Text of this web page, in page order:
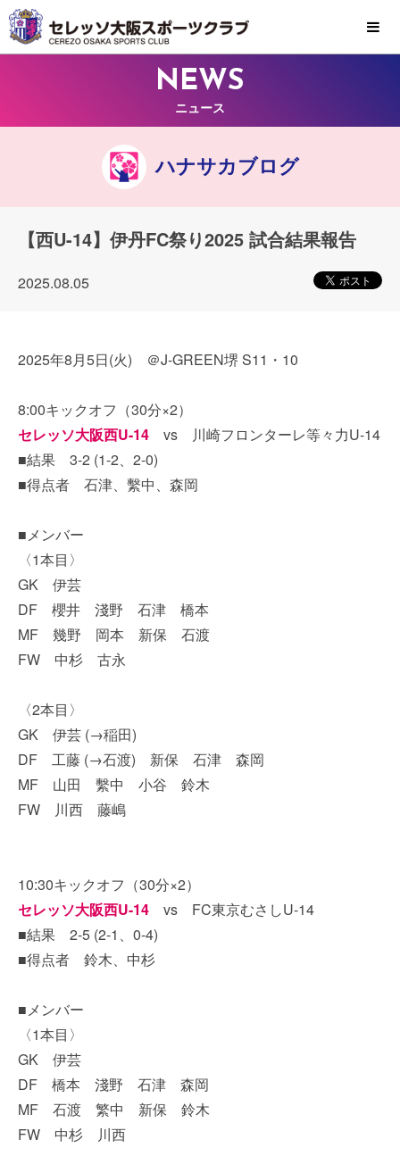
MENU
NEWS
ニュース
ハナサカブログ
【西U-14】伊丹FC祭り2025 試合結果報告
2025.08.05
2025年8月5日(火) ＠J-GREEN堺 S11・10
8:00キックオフ（30分×2）
セレッソ大阪西U-14 vs 川崎フロンターレ等々力U-14
■結果 3-2 (1-2、2-0)
■得点者 石津、繫中、森岡
■メンバー
〈1本目〉
GK 伊芸
DF 櫻井 淺野 石津 橋本
MF 幾野 岡本 新保 石渡
FW 中杉 古永
〈2本目〉
GK 伊芸 (→稲田)
DF 工藤 (→石渡) 新保 石津 森岡
MF 山田 繫中 小谷 鈴木
FW 川西 藤嶋
10:30キックオフ（30分×2）
セレッソ大阪西U-14 vs FC東京むさしU-14
■結果 2-5 (2-1、0-4)
■得点者 鈴木、中杉
■メンバー
〈1本目〉
GK 伊芸
DF 橋本 淺野 石津 森岡
MF 石渡 繁中 新保 鈴木
FW 中杉 川西